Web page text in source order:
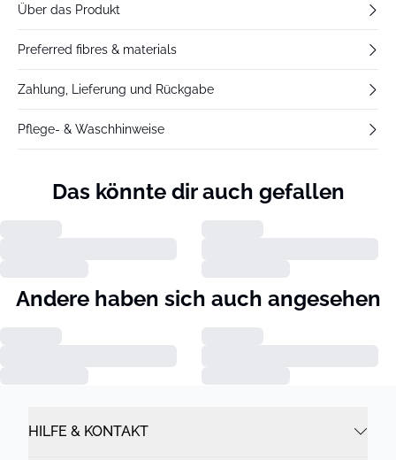
Über das Produkt
Preferred fibres & materials
Zahlung, Lieferung und Rückgabe
Pflege- & Waschhinweise
Das könnte dir auch gefallen
Andere haben sich auch angesehen
HILFE & KONTAKT